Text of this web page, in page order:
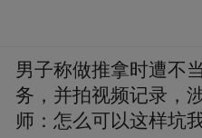
男子称做推拿时遭不
务，并拍视频记录，
师：怎么可以这样坑